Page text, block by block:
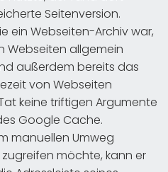
Seitenversion.
ein Webseiten-Archiv war,
Webseiten allgemein
außerdem bereits das
von Webseiten
keine triftigen Argumente
Google Cache.
manuellen Umweg
möchte, kann er